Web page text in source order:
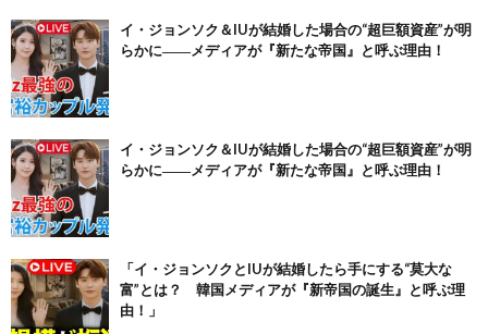
イ・ジョンソク＆IUが結婚した場合の“超巨額資産”が明
らかに――メディアが『新たな帝国』と呼ぶ理由！
イ・ジョンソク＆IUが結婚した場合の“超巨額資産”が明
らかに――メディアが『新たな帝国』と呼ぶ理由！
「イ・ジョンソクとIUが結婚したら手にする“莫大な
富”とは？ 韓国メディアが『新帝国の誕生』と呼ぶ理
由！」